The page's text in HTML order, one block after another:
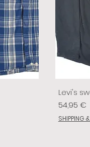
Levi's
Prix
54,95 €
SHIPPING